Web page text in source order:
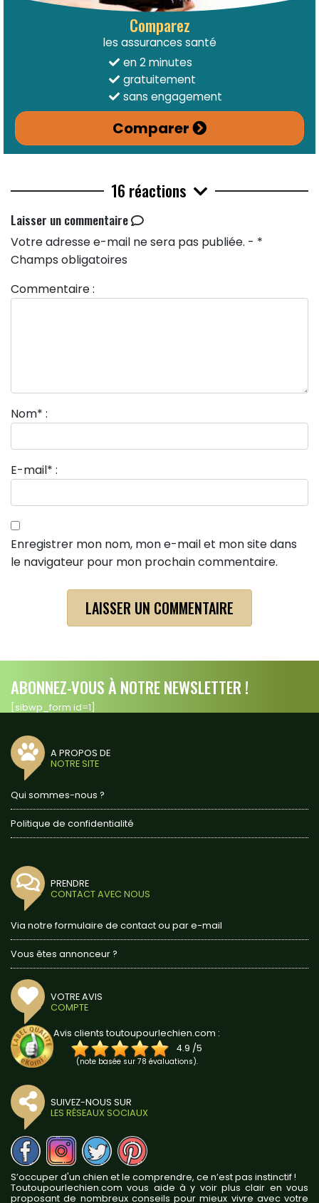
Comparez
les assurances santé
en 2 minutes
gratuitement
sans engagement
Comparer
16 réactions
Laisser un commentaire
Votre adresse e-mail ne sera pas publiée. - *
Champs obligatoires
Commentaire :
Nom* :
E-mail* :
Enregistrer mon nom, mon e-mail et mon site dans
le navigateur pour mon prochain commentaire.
ABONNEZ-VOUS À NOTRE NEWSLETTER !
[sibwp_form id=1]
A PROPOS DE
NOTRE SITE
Qui sommes-nous ?
Politique de confidentialité
PRENDRE
CONTACT AVEC NOUS
Via notre formulaire de contact ou par e-mail
Vous êtes annonceur ?
VOTRE AVIS
COMPTE
Avis clients toutoupourlechien.com :
4.9 /5
(note basée sur 78 évaluations).
SUIVEZ-NOUS SUR
LES RÉSEAUX SOCIAUX
S’occuper d'un chien et le comprendre, ce n’est pas instinctif !
Toutoupourlechien.com vous aide à y voir plus clair en vous
proposant de nombreux conseils pour mieux vivre avec votre